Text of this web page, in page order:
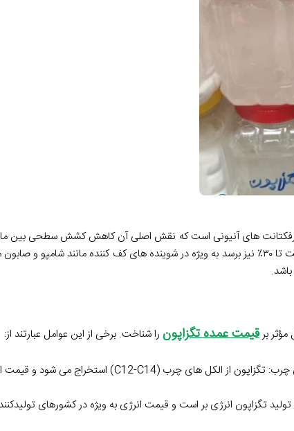
سورفکتانت های آنیونی است که نقش اصلی آن کاهش کشش سطحی بین
فرمولاسیون ها درصد تگزاپون ممکن است تا ۳۰٪ نیز برسد به ویژه در شوینده های کف
مؤثر برقیمت عمده تگزاپون را شناخت. برخی از این عوامل عبارتند از: